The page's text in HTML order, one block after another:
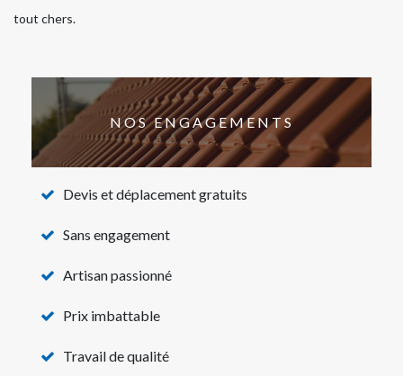
tout chers.
NOS ENGAGEMENTS
Devis et déplacement gratuits
Sans engagement
Artisan passionné
Prix imbattable
Travail de qualité